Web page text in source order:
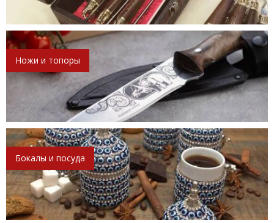
Ножи и топоры
Бокалы и посуда